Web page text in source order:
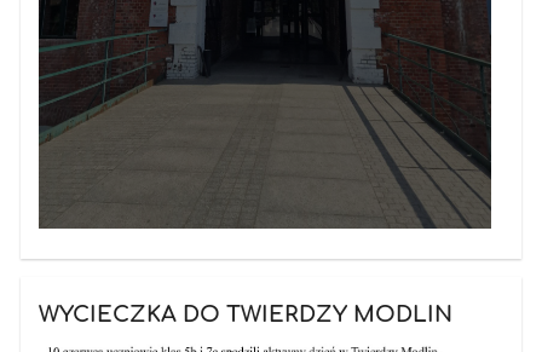
WYCIECZKA DO TWIERDZY MODLIN